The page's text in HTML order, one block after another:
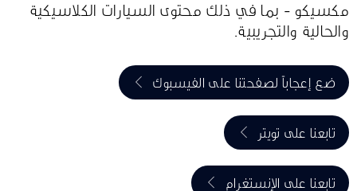
مكسيكو - بما في ذلك محتوى السيارات الكلاسيكية
والحالية والتجريبية.
ضع إعجاباً لصفحتنا على الفيسبوك
تابعنا على تويتر
تابعنا على الإنستغرام